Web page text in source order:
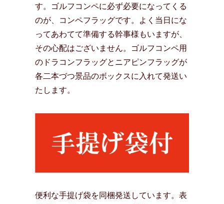
す。ゴルフコンペに必ず必要になってくる
のが、コンペフラッグです。よく当日にな
ってあわてて準備する幹事様もいますが、
その心配はございません。ゴルフコンペ用
のドラコンフラッグとニアピンフラッグが
各二本づつ景品のボックスに入れて発送い
たします。
便利な手提げ袋を同梱発送しています。表